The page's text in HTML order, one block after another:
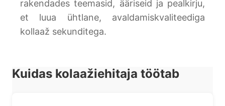
rakendades teemasid, ääriseid ja pealkirju,
et luua ühtlane, avaldamiskvaliteediga
kollaaž sekunditega.
Kuidas kolaažiehitaja töötab